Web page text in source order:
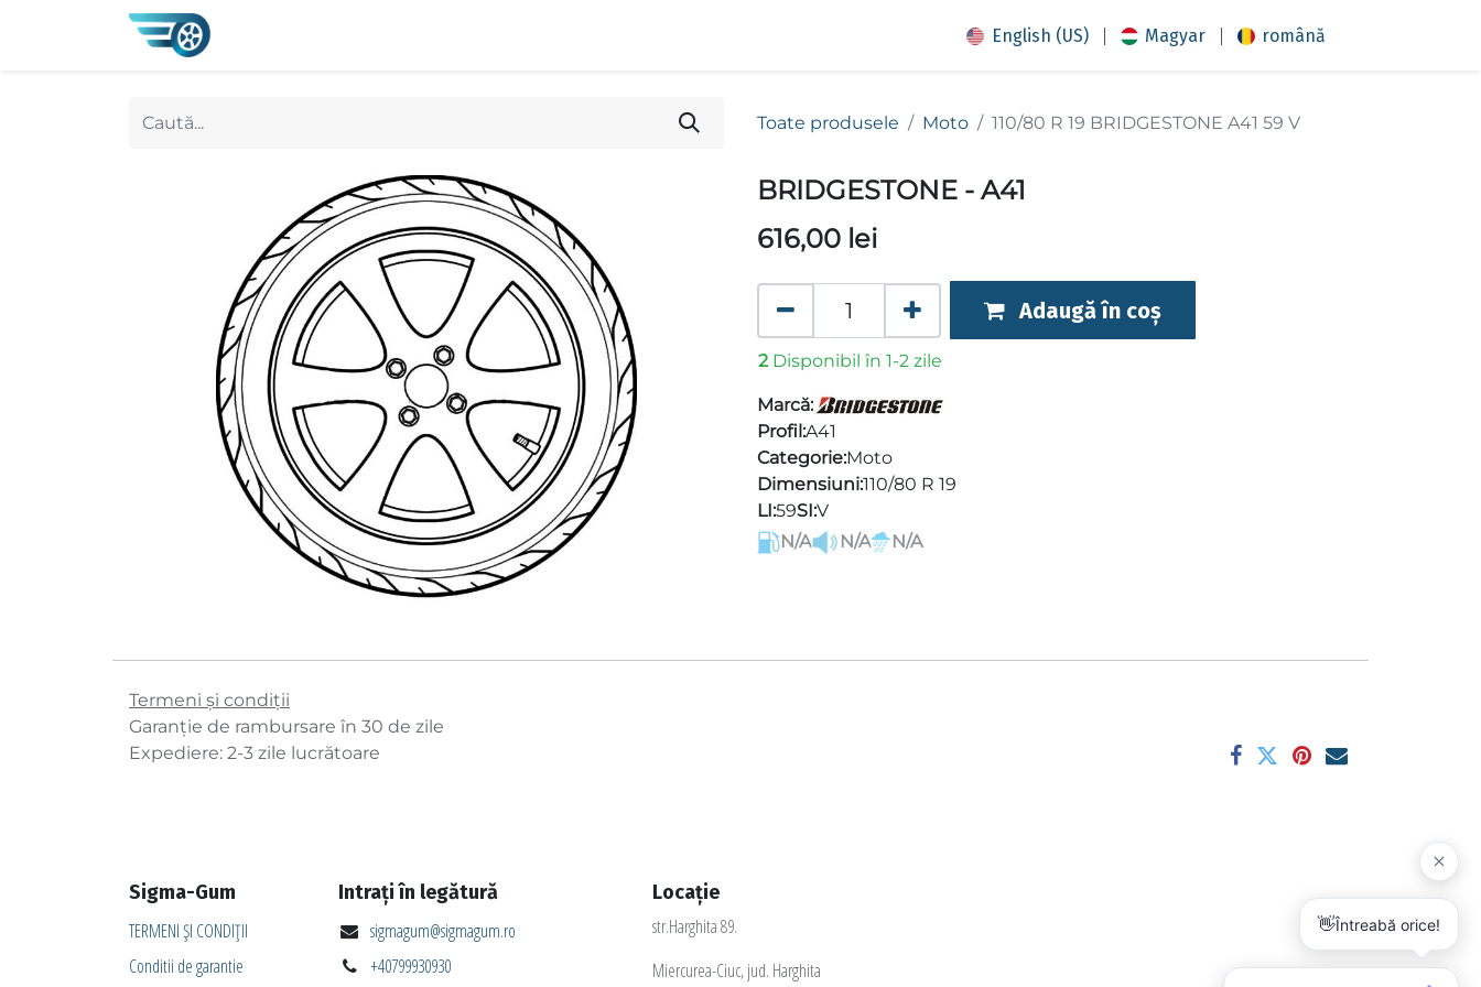
English (US) | Magyar | română
Toate produsele Moto 110/80 R 19 BRIDGESTONE A41 59 V
BRIDGESTONE - A41
616,00 lei
Adaugă în coș
2 Disponibil în 1-2 zile
Marcă:
Profil:A41
Categorie:Moto
Dimensiuni:110/80 R 19
LI:59SI:V
N/A
N/A N/A
Termeni și condiții
Garanție de rambursare în 30 de zile
Expediere: 2-3 zile lucrătoare
Sigma-Gum
TERMENI ȘI CONDIȚII
Conditii de garantie
Intrați în legătură
sigmagum@sigmagum.ro
+40799930930
Locație
str.Harghita 89.
Miercurea-Ciuc, jud. Harghita